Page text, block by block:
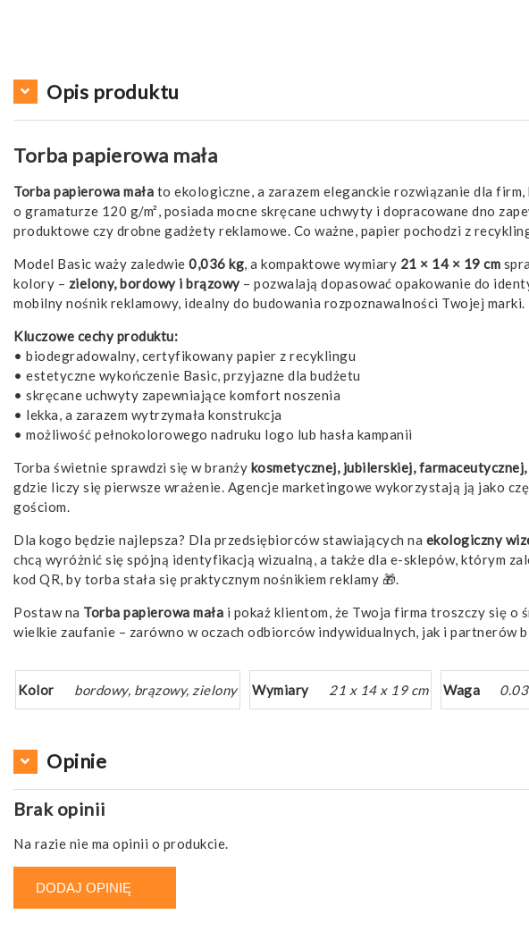
Opis produktu
Torba papierowa mała
Torba papierowa mała to ekologiczne, a zarazem eleganckie rozwiązanie dla
o gramaturze 120 g/m², posiada mocne skręcane uchwyty i dopracowane dno
produktowe czy drobne gadżety reklamowe. Co ważne, papier pochodzi z
Model Basic waży zaledwie 0,036 kg, a kompaktowe wymiary 21 × 14 × 19 cm
kolory – zielony, bordowy i brązowy– pozwalają dopasować opakowanie do
mobilny nośnik reklamowy, idealny do budowania rozpoznawalności Twojej marki.
Kluczowe cechy produktu:
• biodegradowalny, certyfikowany papier z recyklingu
• estetyczne wykończenie Basic, przyjazne dla budżetu
• skręcane uchwyty zapewniające komfort noszenia
• lekka, a zarazem wytrzymała konstrukcja
• możliwość pełnokolorowego nadruku logo lub hasła kampanii
Torba świetnie sprawdzi się w branży kosmetycznej, jubilerskiej,
gdzie liczy się pierwsze wrażenie. Agencje marketingowe wykorzystają ją jako
gościom.
Dla kogo będzie najlepsza? Dla przedsiębiorców stawiających na ekologiczny
chcą wyróżnić się spójną identyfikacją wizualną, a także dla e-sklepów, którym
kod QR, by torba stała się praktycznym nośnikiem reklamy 🎁.
Postaw na Torba papierowa mała i pokaż klientom, że Twoja firma troszczy się
wielkie zaufanie – zarówno w oczach odbiorców indywidualnych, jak i partnerów
Kolor bordowy, brązowy, zielony Wymiary 21 x 14 x 19 cm Waga
Opinie
Brak opinii
Na razie nie ma opinii o produkcie.
DODAJ OPINIĘ